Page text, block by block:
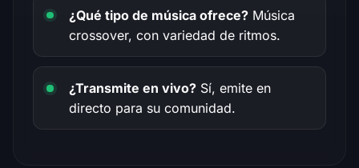
¿Qué tipo de música ofrece? Música
crossover, con variedad de ritmos.
¿Transmite en vivo? Sí, emite en
directo para su comunidad.